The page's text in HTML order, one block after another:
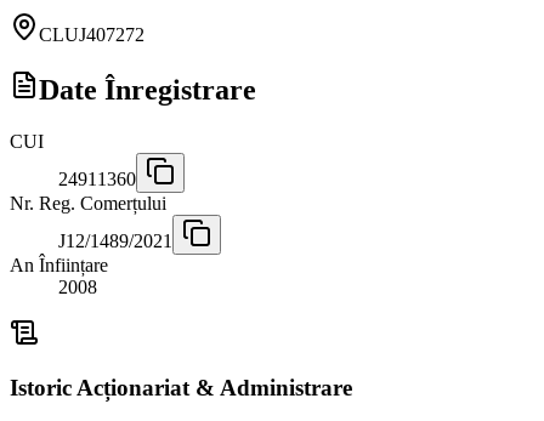
CLUJ407272
Date Înregistrare
CUI
24911360
Nr. Reg. Comerțului
J12/1489/2021
An Înființare
2008
Istoric Acționariat & Administrare